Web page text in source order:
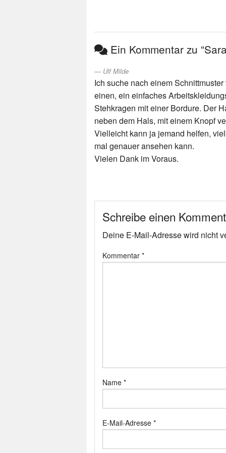
Ein Kommentar zu
Ulf Milde
Ich suche nach einem
einen, ein einfaches
Stehkragen mit einer Bordure. Der
neben dem Hals, mit einem Knopf
Vielleicht kann ja jemand helfen,
mal genauer ansehen kann.
Vielen Dank im Voraus.
Schreibe einen
Deine E-Mail-Adresse wird nicht
Kommentar *
Name *
E-Mail-Adresse *